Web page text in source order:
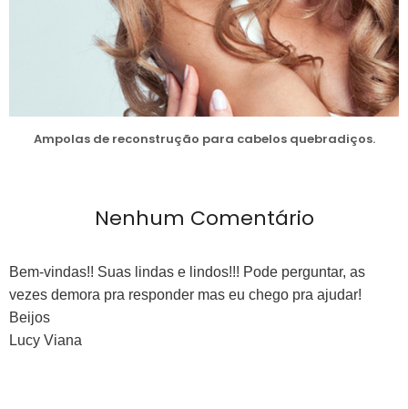
Ampolas de reconstrução para cabelos quebradiços.
Nenhum Comentário
Bem-vindas!! Suas lindas e lindos!!! Pode perguntar, as
vezes demora pra responder mas eu chego pra ajudar!
Beijos
Lucy Viana